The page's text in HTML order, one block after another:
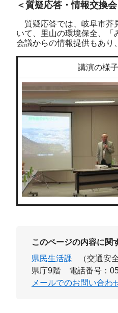
＜質疑応答・情報交換会
質疑応答では、岐阜市芥
いて、里山の環境保全、「
会議からの情報提供もあり
講演の様子
このページの内容に関
県民生活課
（交通安
県庁9階
電話番号：
メールでのお問い合わ